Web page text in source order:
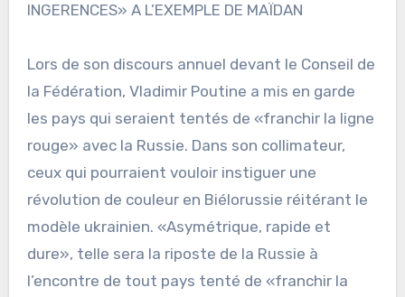
INGERENCES» A L’EXEMPLE DE MAÏDAN
Lors de son discours annuel devant le Conseil de
la Fédération, Vladimir Poutine a mis en garde
les pays qui seraient tentés de «franchir la ligne
rouge» avec la Russie. Dans son collimateur,
ceux qui pourraient vouloir instiguer une
révolution de couleur en Biélorussie réitérant le
modèle ukrainien. «Asymétrique, rapide et
dure», telle sera la riposte de la Russie à
l’encontre de tout pays tenté de «franchir la